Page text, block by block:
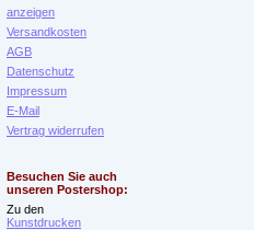
anzeigen
Versandkosten
AGB
Datenschutz
Impressum
E-Mail
Vertrag widerrufen
Besuchen Sie auch
unseren Postershop:
Zu den
Kunstdrucken